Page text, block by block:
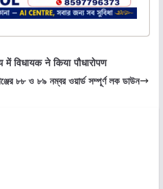
में विधायक ने किया पौधारोपण
৮৮ ও ৮৯ নম্বর ওয়ার্ড সম্পূর্ণ লক ডাউন